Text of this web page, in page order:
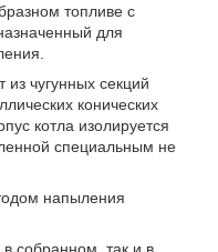
топливе с
для
из чугунных секций
конических
котла изолируется
специальным не
напыления
в собранном, так и в